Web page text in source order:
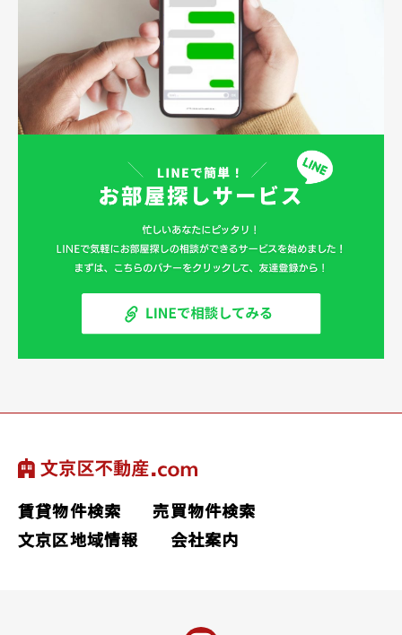
賃貸物件検索
売買物件検索
文京区地域情報
会社案内